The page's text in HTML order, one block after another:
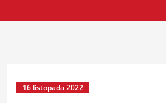
16 listopada 2022